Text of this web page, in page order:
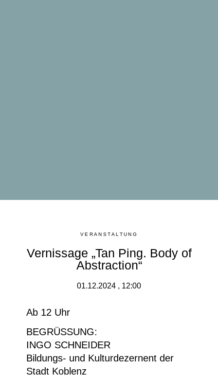
VERANSTALTUNG
Vernissage „Tan Ping. Body of
Abstraction“
01.12.2024 , 12:00
Ab 12 Uhr
BEGRÜSSUNG:
INGO SCHNEIDER
Bildungs- und Kulturdezernent der
Stadt Koblenz